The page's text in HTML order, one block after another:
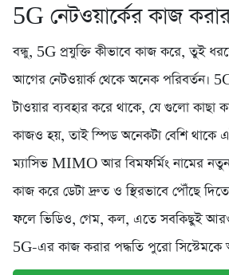
5G নেটওয়ার্কের কাজ করার
বন্ধু, 5G প্রযুক্তি কীভাবে কাজ করে, তুই
আগের নেটওয়ার্ক থেকে অনেক পরিবর্তন।
টাওয়ার ব্যবহার করে থাকে, যে গুলো কাছা
কাজও হয়, তাই স্পিড অনেকটা বেশি থাকে
ম্যাসিভ MIMO আর বিমফর্মিং নামের
কাজ করে ডেটা দ্রুত ও স্থিরভাবে পৌঁছে
ফলে ভিডিও, গেম, কল, এতে সবকিছুই
5G-এর কাজ করার পদ্ধতি পুরো সিস্টেমকে